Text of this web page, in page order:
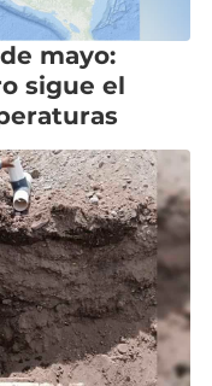
mayo:
sigue el